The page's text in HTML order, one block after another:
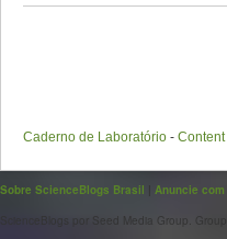
Caderno de Laboratório -
Sobre ScienceBlogs Brasil Anuncie
ScienceBlogs por Seed Media Group.